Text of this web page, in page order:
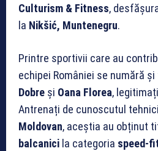
Culturism & Fitness,
la Nikšić, Muntenegru.
Printre sportivii care au
echipei României se numără
Dobre și Oana Florea,
Antrenați de cunoscutul
Moldovan, aceștia au obținut
balcanici la categoria speed-